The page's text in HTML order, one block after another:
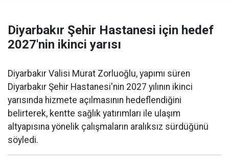
Diyarbakır Şehir Hastanesi için hedef
2027'nin ikinci yarısı
Diyarbakır Valisi Murat Zorluoğlu, yapımı süren
Diyarbakır Şehir Hastanesi'nin 2027 yılının ikinci
yarısında hizmete açılmasının hedeflendiğini
belirterek, kentte sağlık yatırımları ile ulaşım
altyapısına yönelik çalışmaların aralıksız sürdüğünü
söyledi.